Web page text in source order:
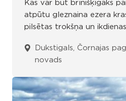
Kas var būt brīnišķīgāks
atpūtu gleznaina ezera
pilsētas trokšņa un
Dukstigals, Čornajas
novads